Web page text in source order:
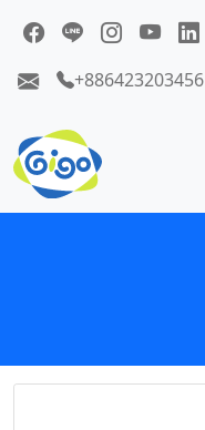
+886423203456